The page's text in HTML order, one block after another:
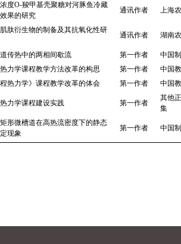
度O-羧甲基壳聚糖对河豚鱼冷藏
果的研究
通讯作者 上海
肌肽衍生物的制备及其抗氧化性研
通讯作者 湖南
传热中的两相间歇流 第一作者
中国
力学课程教学方法改革的构思 第一作者
中国
程热力学》课程教学改革的体会 第一作者 中国
力学课程建设实践 第一作者
其他
集
形微槽道在高热流密度下的静态
现象
第一作者 中国